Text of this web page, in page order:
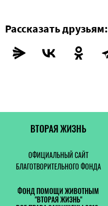
Рассказать друзьям:
ВТОРАЯ ЖИЗНЬ
ОФИЦИАЛЬНЫЙ САЙТ
БЛАГОТВОРИТЕЛЬНОГО ФОНДА
ФОНД ПОМОЩИ ЖИВОТНЫМ
"ВТОРАЯ ЖИЗНЬ"